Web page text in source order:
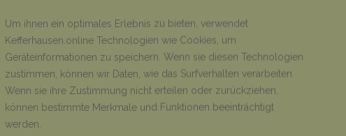
Um ihnen ein optimales Erlebnis zu bieten, verwendet
Kefferhausen.online Technologien wie Cookies, um
Geräteinformationen zu speichern. Wenn sie diesen Technologien
zustimmen, können wir Daten, wie das Surfverhalten verarbeiten.
Wenn sie ihre Zustimmung nicht erteilen oder zurückziehen,
können bestimmte Merkmale und Funktionen beeinträchtigt
werden.